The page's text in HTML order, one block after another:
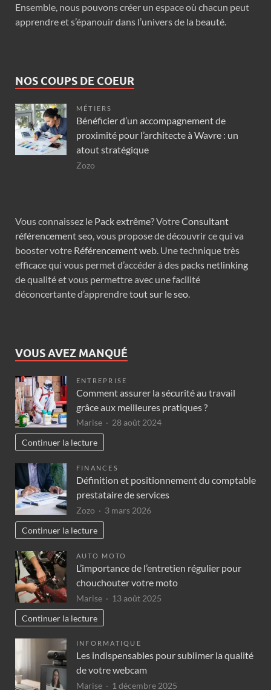
Ensemble, nous pouvons créer un espace où chacun peut
apprendre et s’épanouir dans l’univers de la beauté.
NOS COUPS DE COEUR
MÉTIERS
Bénéficier d’un accompagnement de
proximité pour l’architecte à Wavre : un
atout stratégique
Zozo
Vous connaissez le Pack extrême? VotreConsultant
référencement seo , vous propose de découvrir ce qui va
booster votre Référencement web . Une technique très
efficace qui vous permet d’accéder à des packs netlinking
de qualité et vous permettre avec une facilité
déconcertante d’apprendretout sur le seo
VOUS AVEZ MANQUÉ
ENTREPRISE
Comment assurer la sécurité au travail
grâce aux meilleures pratiques ?
Marise
28 août 2024
Continuer la lecture
FINANCES
Définition et positionnement du comptable
prestataire de services
Zozo
3 mars 2026
Continuer la lecture
AUTO MOTO
L’importance de l’entretien régulier pour
chouchouter votre moto
Marise
13 août 2025
Continuer la lecture
INFORMATIQUE
Les indispensables pour sublimer la qualité
de votre webcam
Marise 1 décembre 2025